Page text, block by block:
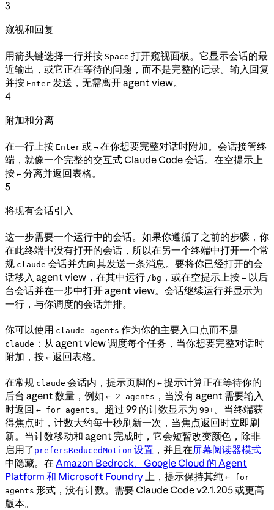
3
窥视和回复
用箭头键选择一行并按 Space 打开窥视面板。它显示会话的最
近输出，或它正在等待的问题，而不是完整的记录。输入回复
并按 Enter 发送，无需离开 agent view。
4
附加和分离
在一行上按 Enter 或 → 在你想要完整对话时附加。会话接管终
端，就像一个完整的交互式 Claude Code 会话。在空提示上
按 ← 分离并返回表格。
5
将现有会话引入
这一步需要一个运行中的会话。如果你遵循了之前的步骤，你
在此终端中没有打开的会话，所以在另一个终端中打开一个常
规 claude 会话并先向其发送一条消息。要将你已经打开的会
话移入 agent view，在其中运行 /bg ，或在空提示上按 ← 以后
台会话并在一步中打开 agent view。会话继续运行并显示为
一行，与你调度的会话并排。
你可以使用 claude agents 作为你的主要入口点而不是
claude ：从 agent view 调度每个任务，当你想要完整对话时
附加，按 ← 返回表格。
在常规 claude 会话内，提示页脚的 ← 提示计算正在等待你的
后台 agent 数量，例如 ← 2 agents ，当没有 agent 需要输入
时返回 ← for agents 。超过 99 的计数显示为 99+。当终端获
得焦点时，计数大约每十秒刷新一次，当焦点返回时立即刷
新。当计数移动和 agent 完成时，它会短暂改变颜色，除非
启用了 prefersReducedMotion 设置 ，并且在屏幕阅读器模式
中隐藏。在 Amazon Bedrock、Google Cloud 的 Agent
Platform 和 Microsoft Foundry 上，提示保持其纯 ← for
agents 形式，没有计数。需要 Claude Code v2.1.205 或更高
版本。